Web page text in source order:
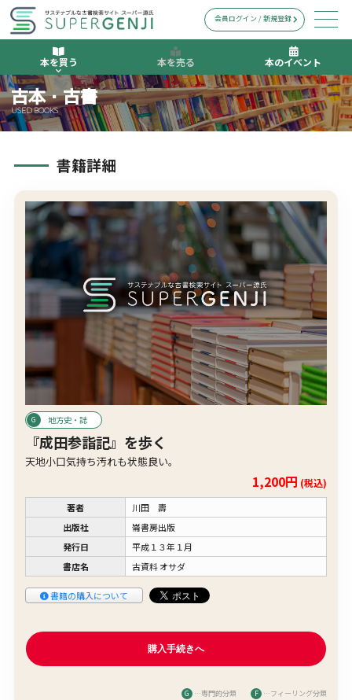
本を買う 本を売る 本のイベント
会員ログイン / 新規登録
古本・古書
USED BOOKS
書籍詳細
地方史・誌
『成田参詣記』を歩く
天地小口気持ち汚れも状態良い。
1,200円 (税込)
著者
川田 壽
出版社
崙書房出版
発行日
平成１３年１月
書店名
古資料 オサダ
書籍の購入について
G …専門的分類 F …フィーリング分類